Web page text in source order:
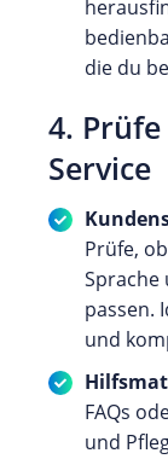
die du
4.
Service
Prüfe,
Sprache
passen.
und
FAQs
und